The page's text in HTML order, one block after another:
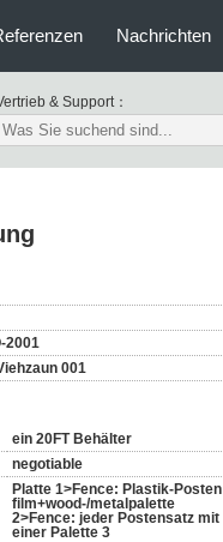
Nachrichten
& Support：
2001
001
ein 20FT Behälter
negotiable
Platte 1>Fence: Plastik-Posten
film+wood-/metalpalette
2>Fence: jeder Postensatz mit
einer Palette 3